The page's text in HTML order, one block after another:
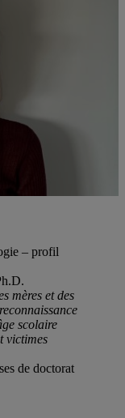
– profil
mères et des
scolaire
victimes
de doctorat